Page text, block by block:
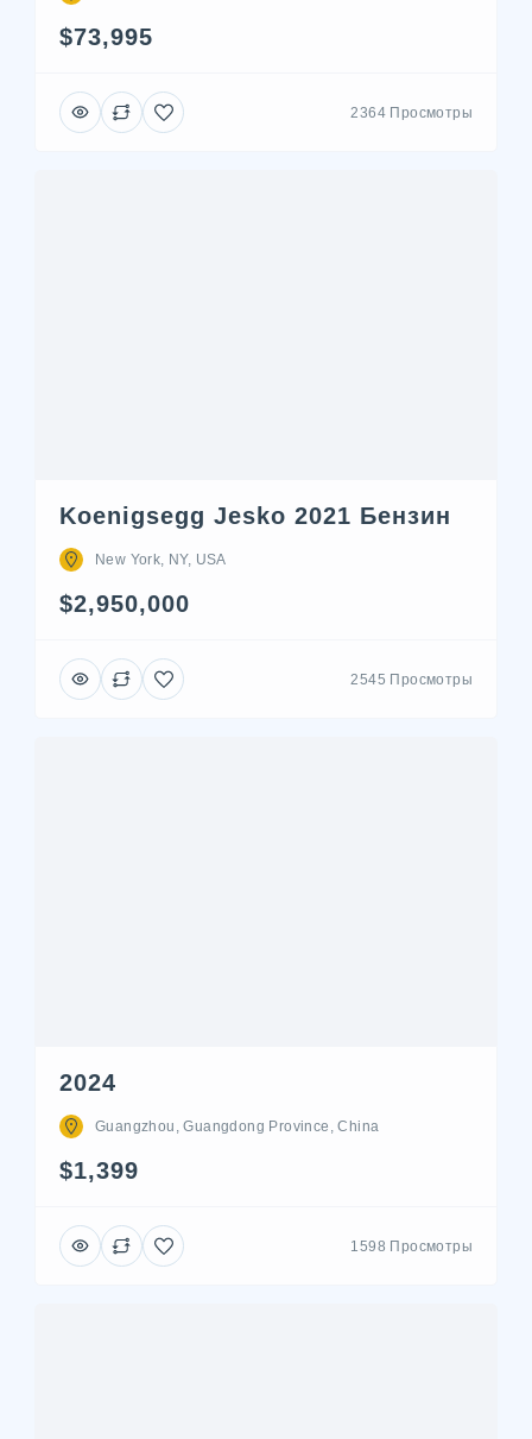
$73,995
2364 Просмотры
Koenigsegg Jesko 2021 Бензин
New York, NY, USA
$2,950,000
2545 Просмотры
2024
Guangzhou, Guangdong Province, China
$1,399
1598 Просмотры